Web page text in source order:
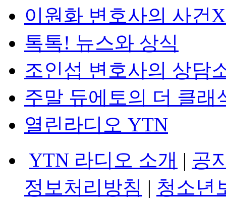
이원화 변호사의 사건
톡톡! 뉴스와 상식
조인섭 변호사의 상담
주말 듀에토의 더 클래
열린라디오 YTN
YTN 라디오 소개 | 공
정보처리방침 | 청소년